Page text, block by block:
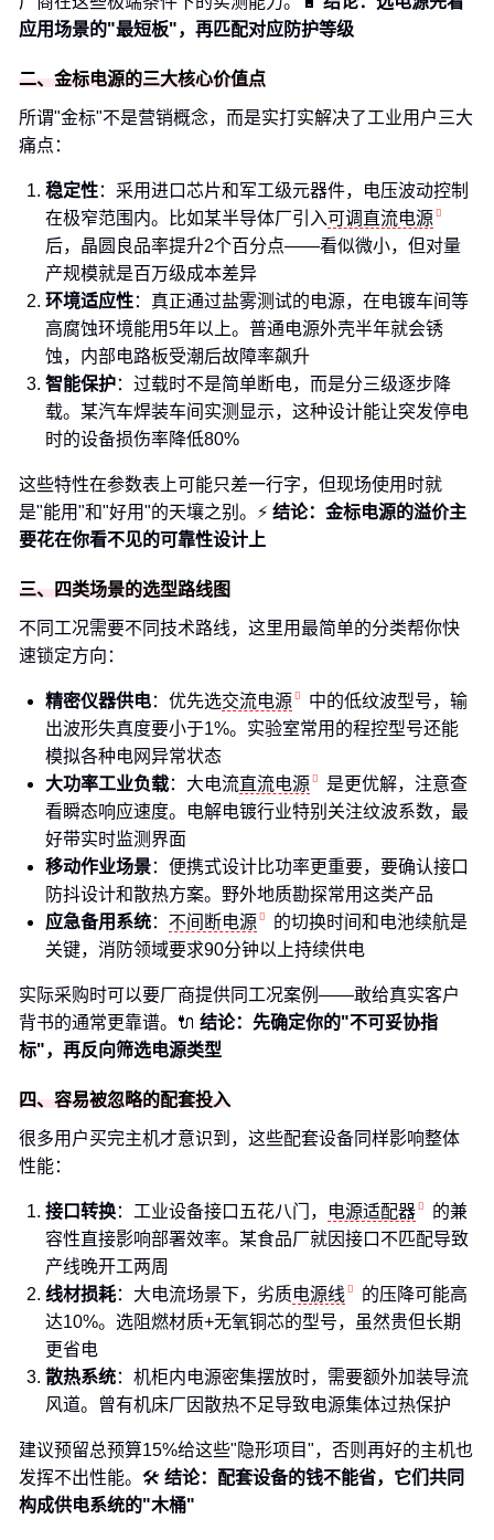
应用场景的"最短板"，再匹配对应防护等级
二、金标电源的三大核心价值点
所谓"金标"不是营销概念，而是实打实解决了工业用户三大
痛点：
稳定性：采用进口芯片和军工级元器件，电压波动控制
在极窄范围内。比如某半导体厂引入可调直流电源
后，晶圆良品率提升2个百分点——看似微小，但对量
产规模就是百万级成本差异
环境适应性：真正通过盐雾测试的电源，在电镀车间等
高腐蚀环境能用5年以上。普通电源外壳半年就会锈
蚀，内部电路板受潮后故障率飙升
智能保护：过载时不是简单断电，而是分三级逐步降
载。某汽车焊装车间实测显示，这种设计能让突发停电
时的设备损伤率降低80%
这些特性在参数表上可能只差一行字，但现场使用时就
是"能用"和"好用"的天壤之别。⚡ 结论：金标电源的溢价主
要花在你看不见的可靠性设计上
三、四类场景的选型路线图
不同工况需要不同技术路线，这里用最简单的分类帮你快
速锁定方向：
精密仪器供电：优先选交流电源
中的低纹波型号，输
出波形失真度要小于1%。实验室常用的程控型号还能
模拟各种电网异常状态
大功率工业负载：大电流直流电源
是更优解，注意查
看瞬态响应速度。电解电镀行业特别关注纹波系数，最
好带实时监测界面
移动作业场景：便携式设计比功率更重要，要确认接口
防抖设计和散热方案。野外地质勘探常用这类产品
应急备用系统： 不间断电源
的切换时间和电池续航是
关键，消防领域要求90分钟以上持续供电
实际采购时可以要厂商提供同工况案例——敢给真实客户
背书的通常更靠谱。🔌 结论：先确定你的"不可妥协指
标"，再反向筛选电源类型
四、容易被忽略的配套投入
很多用户买完主机才意识到，这些配套设备同样影响整体
性能：
接口转换：工业设备接口五花八门， 电源适配器
的兼
容性直接影响部署效率。某食品厂就因接口不匹配导致
产线晚开工两周
线材损耗：大电流场景下，劣质电源线
的压降可能高
达10%。选阻燃材质+无氧铜芯的型号，虽然贵但长期
更省电
散热系统：机柜内电源密集摆放时，需要额外加装导流
风道。曾有机床厂因散热不足导致电源集体过热保护
建议预留总预算15%给这些"隐形项目"，否则再好的主机也
发挥不出性能。🛠️ 结论：配套设备的钱不能省，它们共同
构成供电系统的"木桶"